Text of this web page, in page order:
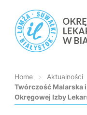
Home > Aktualności
Twórczość Malarska
Okręgowej Izby